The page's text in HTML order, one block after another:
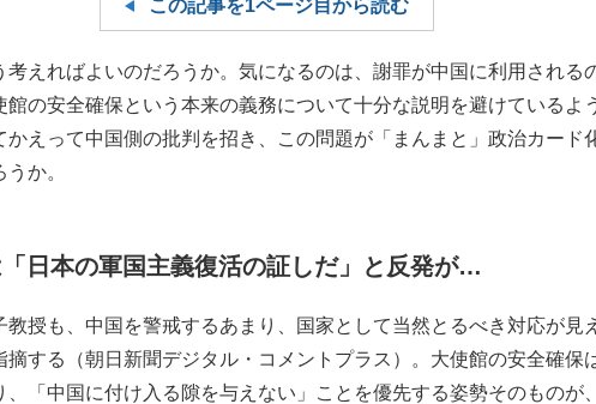
川真由美（享年86）が鹿児島で3月に死去し...
この記事を1ページ目から読む
えればよいのだろうか。気になるのは、謝罪が中国に利用される
館の安全確保という本来の義務について十分な説明を避けているよ
かえって中国側の批判を招き、この問題が「まんまと」政治カード
か。
日本の軍国主義復活の証しだ」と反発が…
授も、中国を警戒するあまり、国家として当然とるべき対応が見
摘する（朝日新聞デジタル・コメントプラス）。大使館の安全確保
、「中国に付け入る隙を与えない」ことを優先する姿勢そのものが